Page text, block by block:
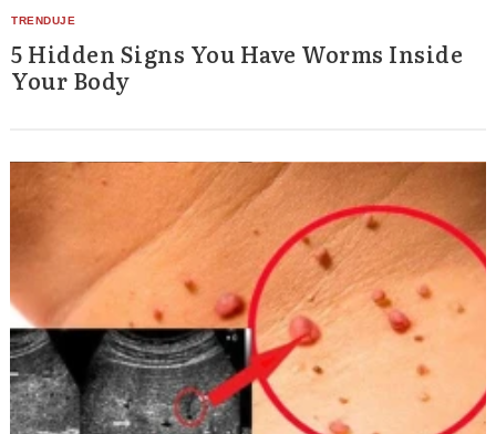
5 Hidden Signs You Have Worms Inside
Your Body